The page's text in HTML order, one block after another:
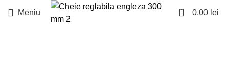
Meniu 0 0,00 lei